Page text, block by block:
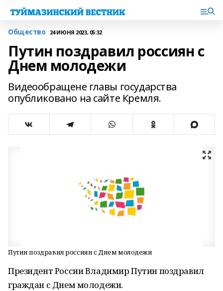
Общество 24 ИЮНЯ 2023, 05:32
Путин поздравил россиян с
Днем молодежи
Видеообращене главы государства
опубликовано на сайте Кремля.
Путин поздравил россиян с Днем молодежи
Президент России Владимир Путин поздравил
граждан с Днем молодежи.